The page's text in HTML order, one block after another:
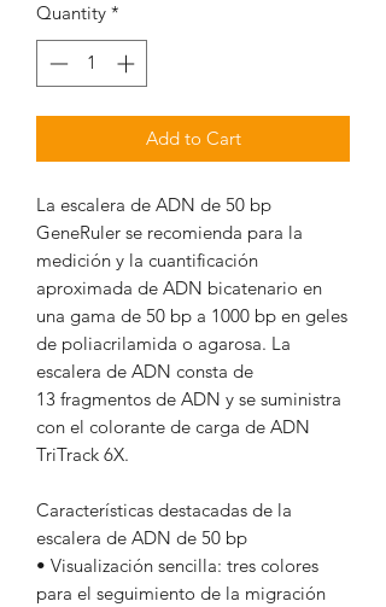
Quantity *
Add to Cart
La escalera de ADN de 50 bp
GeneRuler se recomienda para la
medición y la cuantificación
aproximada de ADN bicatenario en
una gama de 50 bp a 1000 bp en geles
de poliacrilamida o agarosa. La
escalera de ADN consta de
13 fragmentos de ADN y se suministra
con el colorante de carga de ADN
TriTrack 6X.
Características destacadas de la
escalera de ADN de 50 bp
• Visualización sencilla: tres colores
para el seguimiento de la migración